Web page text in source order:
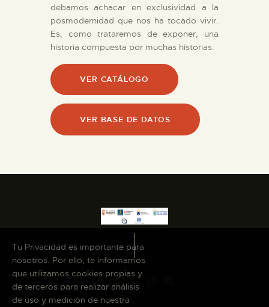
DIDÁCTICA
debamos achacar en exclusividad a la
posmodernidad que nos ha tocado vivir.
Es, como trataremos de exponer, una
historia compuesta por muchas historias.
VER CATÁLOGO
VER BASE DE DATOS
Tu Privacidad es importante para
nosotros. Por ello, te informamos
que utilizamos cookies propias y
de terceros para realizar análisis
de uso y medición de nuestra